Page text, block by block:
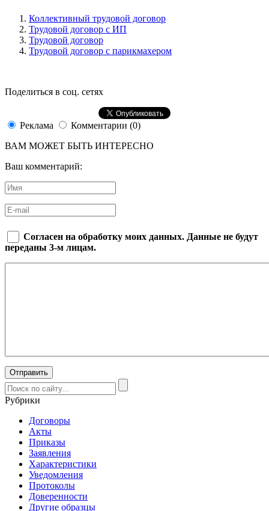
Коллективный трудовой договор
Трудовой договор с ИП
Трудовой договор
Трудовой договор с парикмахером
Поделиться в соц. сетях
Реклама
Комментарии (0)
ВАМ МОЖЕТ БЫТЬ ИНТЕРЕСНО
Ваш комментарий:
Согласен на обработку моих данных. Данные не будут
переданы 3-м лицам.
Рубрики
Договоры
Акты
Приказы
Заявления
Характеристики
Уведомления
Протоколы
Доверенности
Другие образцы